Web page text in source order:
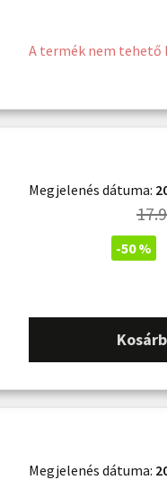
A termék nem tehető
Megjelenés dátuma:
-50 %
Megjelenés dátuma: